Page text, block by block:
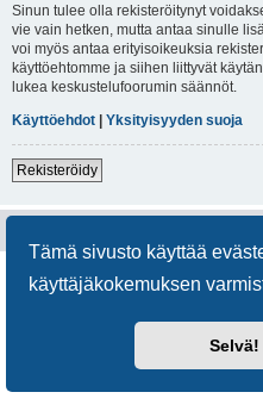
Tämä sivusto käyttää
käyttäjäkokemuksen
Selvä!
Sinun tulee olla rekisteröitynyt
vie vain hetken, mutta antaa sinulle
voi myös antaa erityisoikeuksia
käyttöehtomme ja siihen liittyvät
lukea keskustelufoorumin säännöt.
Käyttöehdot | Yksityisyyden suoja
Rekisteröidy
Käännös: phpBB Suomi